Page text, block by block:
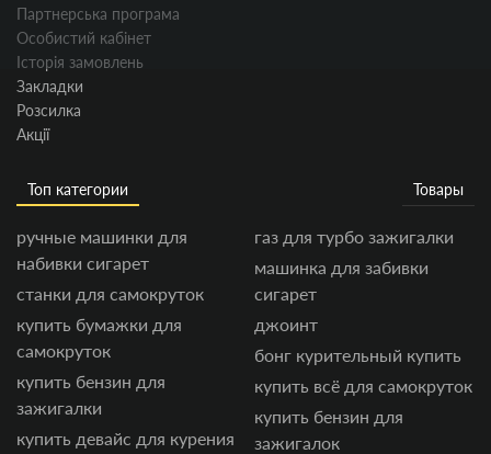
Партнерська програма
Особистий кабінет
Історія замовлень
Закладки
Розсилка
Акції
Топ категории Товары
ручные машинки для
набивки сигарет
станки для самокруток
купить бумажки для
самокруток
купить бензин для
зажигалки
купить девайс для курения
газ для турбо зажигалки
машинка для забивки
сигарет
джоинт
бонг курительный купить
купить всё для самокруток
купить бензин для
зажигалок